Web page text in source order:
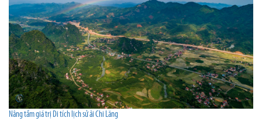
Nâng tầm giá trị Di tích lịch sử ải Chi Lăng